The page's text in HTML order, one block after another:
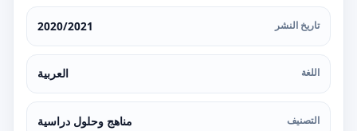
تاريخ النشر 2020/2021
اللغة العربية
التصنيف مناهج وحلول دراسية